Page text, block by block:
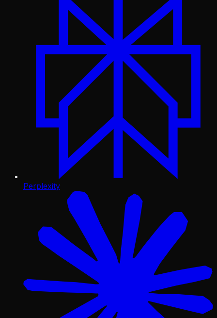
Perplexity